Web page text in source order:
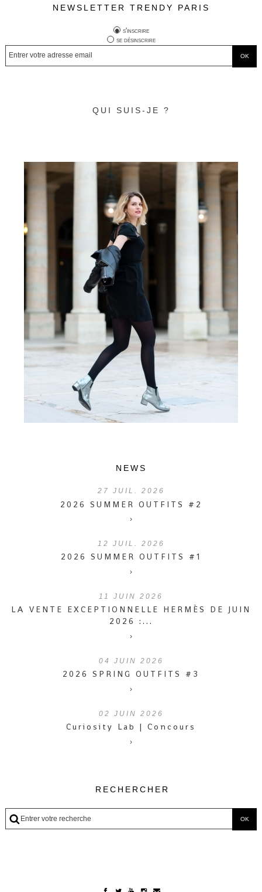
NEWSLETTER TRENDY PARIS
s'inscrire
se désinscrire
QUI SUIS-JE ?
NEWS
27 JUIL. 2026
2026 SUMMER OUTFITS #2
›
12 JUIL. 2026
2026 SUMMER OUTFITS #1
›
11 JUIN 2026
LA VENTE EXCEPTIONNELLE HERMÈS DE JUIN
2026 :...
›
04 JUIN 2026
2026 SPRING OUTFITS #3
›
02 JUIN 2026
Curiosity Lab | Concours
›
RECHERCHER